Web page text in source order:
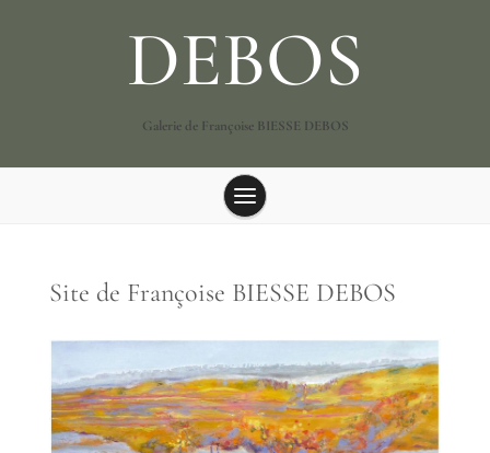
DEBOS
Galerie de Françoise BIESSE DEBOS
Site de Françoise BIESSE DEBOS